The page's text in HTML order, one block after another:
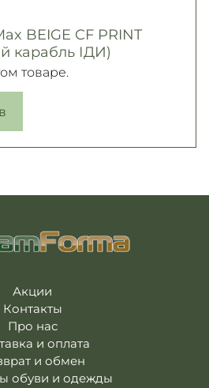
BEIGE CF PRINT
карабль ІДИ)
товаре.
Акции
Контакты
Про нас
и оплата
и обмен
обуви и одежды